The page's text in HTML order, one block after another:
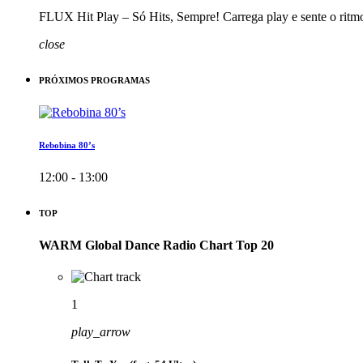
FLUX Hit Play – Só Hits, Sempre! Carrega play e sente o
close
PRÓXIMOS PROGRAMAS
Rebobina 80’s
12:00 - 13:00
TOP
WARM Global Dance Radio Chart Top 20
1
play_arrow